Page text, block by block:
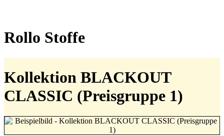
Rollo Stoffe
Kollektion BLACKOUT
CLASSIC (Preisgruppe 1)